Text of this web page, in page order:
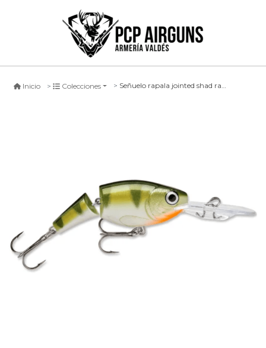
Inicio Colecciones Señuelo rapala jointed shad rap articulado #yp